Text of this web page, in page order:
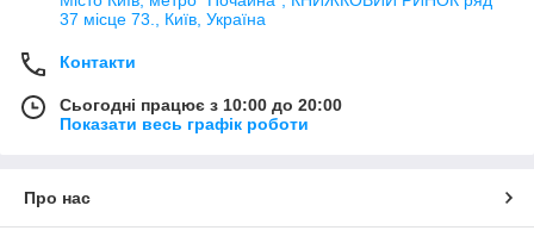
37 місце 73., Київ, Україна
Контакти
Сьогодні працює з 10:00 до 20:00
Показати весь графік роботи
Про нас